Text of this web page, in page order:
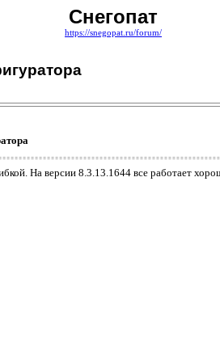
Снегопат
https://snegopat.ru/forum/
На версии 8.3.13.1644 все работает